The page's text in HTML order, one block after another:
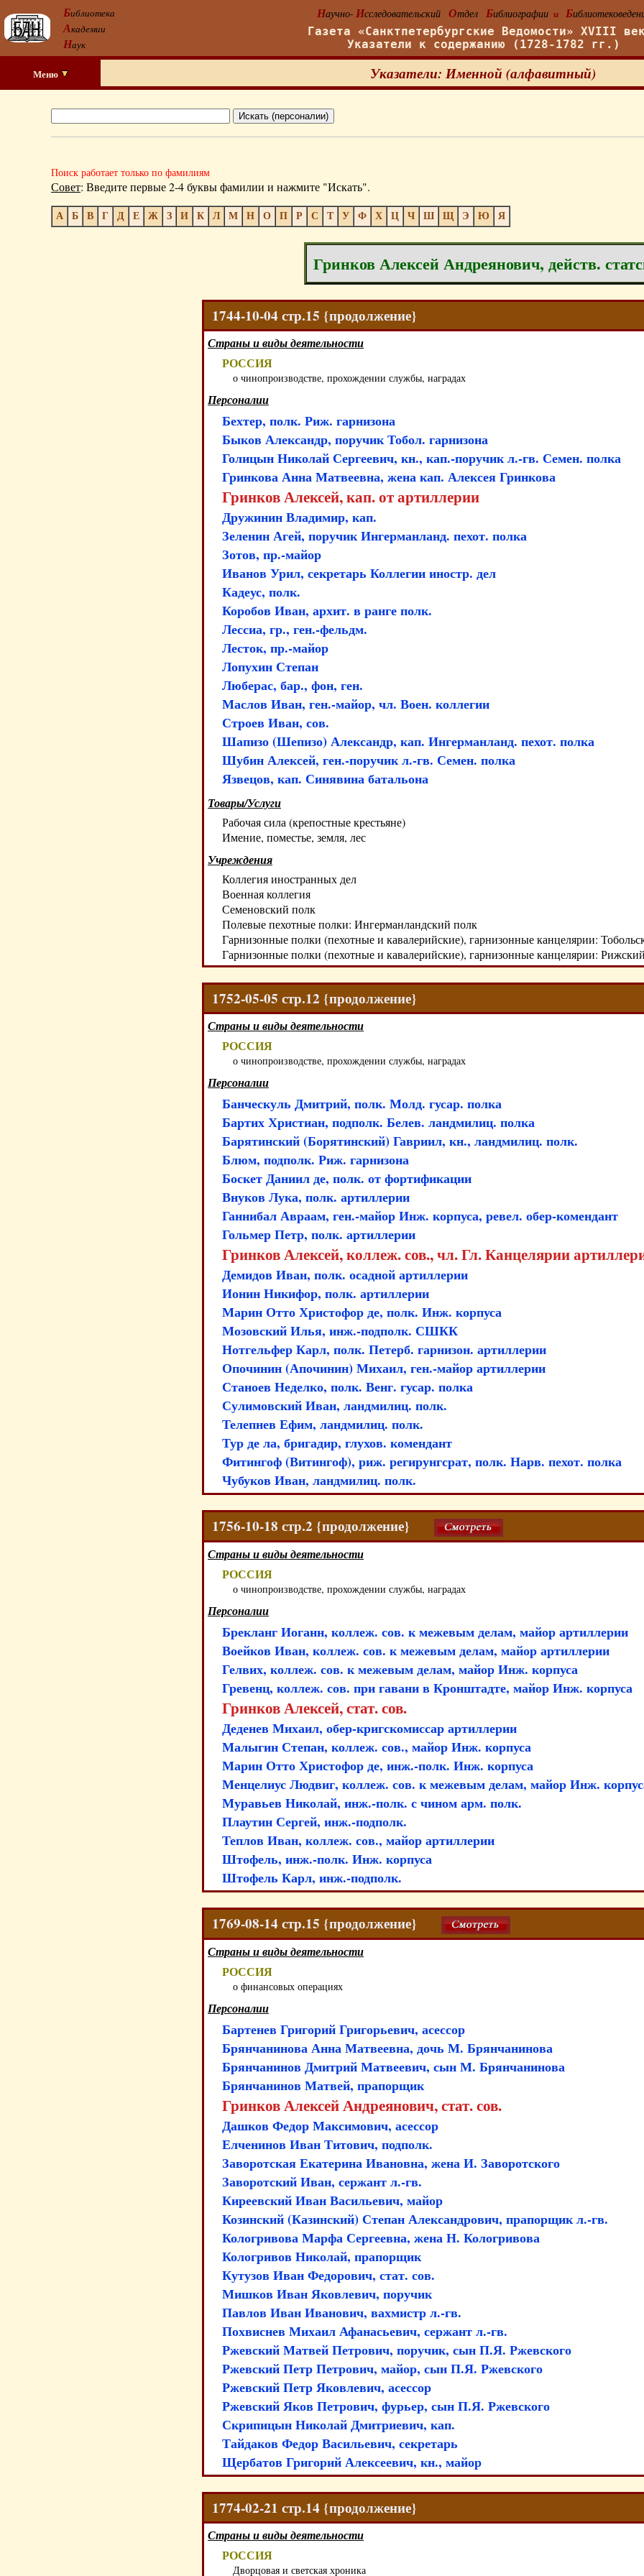
Библиотека
Академии
Наук
Научно- Исследовательский Отдел Библиографии и Б
Газета «Санктпетербургские Ведомости» XVIII
Указатели к содержанию (1728-1782 гг.)
Меню Указатели: Именной (алфавитный)
Поиск работает только по фамилиям
Совет: Введите первые 2-4 буквы фамилии и нажмите "Искать".
А Б В Г Д Е Ж З И К Л М Н О П Р С Т У Ф Х Ц Ч Ш Щ Э Ю Я
Гринков Алексей Андреянович, действ.
1744-10-04 стр.15 {продолжение}
Страны и виды деятельности
РОССИЯ
о чинопроизводстве, прохождении службы, наградах
Персоналии
Бехтер, полк. Риж. гарнизона
Быков Александр, поручик Тобол. гарнизона
Голицын Николай Сергеевич, кн., кап.-поручик л.-гв. Семен. полка
Гринкова Анна Матвеевна, жена кап. Алексея Гринкова
Гринков Алексей, кап. от артиллерии
Дружинин Владимир, кап.
Зеленин Агей, поручик Ингерманланд. пехот. полка
Зотов, пр.-майор
Иванов Урил, секретарь Коллегии иностр. дел
Кадеус, полк.
Коробов Иван, архит. в ранге полк.
Лессиа, гр., ген.-фельдм.
Лесток, пр.-майор
Лопухин Степан
Люберас, бар., фон, ген.
Маслов Иван, ген.-майор, чл. Воен. коллегии
Строев Иван, сов.
Шапизо (Шепизо) Александр, кап. Ингерманланд. пехот. полка
Шубин Алексей, ген.-поручик л.-гв. Семен. полка
Язвецов, кап. Синявина батальона
Товары/Услуги
Рабочая сила (крепостные крестьяне)
Имение, поместье, земля, лес
Учреждения
Коллегия иностранных дел
Военная коллегия
Семеновский полк
Полевые пехотные полки: Ингерманландский полк
Гарнизонные полки (пехотные и кавалерийские), гарнизонные канцелярии:
Гарнизонные полки (пехотные и кавалерийские), гарнизонные канцелярии:
1752-05-05 стр.12 {продолжение}
Страны и виды деятельности
РОССИЯ
о чинопроизводстве, прохождении службы, наградах
Персоналии
Банческуль Дмитрий, полк. Молд. гусар. полка
Бартих Христиан, подполк. Белев. ландмилиц. полка
Барятинский (Борятинский) Гавриил, кн., ландмилиц. полк.
Блюм, подполк. Риж. гарнизона
Боскет Даниил де, полк. от фортификации
Внуков Лука, полк. артиллерии
Ганнибал Авраам, ген.-майор Инж. корпуса, ревел. обер-комендант
Гольмер Петр, полк. артиллерии
Гринков Алексей, коллеж. сов., чл. Гл. Канцелярии
Демидов Иван, полк. осадной артиллерии
Ионин Никифор, полк. артиллерии
Марин Отто Христофор де, полк. Инж. корпуса
Мозовский Илья, инж.-подполк. СШКК
Нотгельфер Карл, полк. Петерб. гарнизон. артиллерии
Опочинин (Апочинин) Михаил, ген.-майор артиллерии
Станоев Неделко, полк. Венг. гусар. полка
Сулимовский Иван, ландмилиц. полк.
Телепнев Ефим, ландмилиц. полк.
Тур де ла, бригадир, глухов. комендант
Фитингоф (Витингоф), риж. регирунгсрат, полк. Нарв. пехот. полка
Чубуков Иван, ландмилиц. полк.
1756-10-18 стр.2 {продолжение}
Страны и виды деятельности
РОССИЯ
о чинопроизводстве, прохождении службы, наградах
Персоналии
Брекланг Иоганн, коллеж. сов. к межевым делам, майор артиллерии
Воейков Иван, коллеж. сов. к межевым делам, майор артиллерии
Гелвих, коллеж. сов. к межевым делам, майор Инж. корпуса
Гревенц, коллеж. сов. при гавани в Кронштадте, майор Инж. корпуса
Гринков Алексей, стат. сов.
Деденев Михаил, обер-кригскомиссар артиллерии
Малыгин Степан, коллеж. сов., майор Инж. корпуса
Марин Отто Христофор де, инж.-полк. Инж. корпуса
Менцелиус Людвиг, коллеж. сов. к межевым делам, майор Инж.
Муравьев Николай, инж.-полк. с чином арм. полк.
Плаутин Сергей, инж.-подполк.
Теплов Иван, коллеж. сов., майор артиллерии
Штофель, инж.-полк. Инж. корпуса
Штофель Карл, инж.-подполк.
1769-08-14 стр.15 {продолжение}
Страны и виды деятельности
РОССИЯ
о финансовых операциях
Персоналии
Бартенев Григорий Григорьевич, асессор
Брянчанинова Анна Матвеевна, дочь М. Брянчанинова
Брянчанинов Дмитрий Матвеевич, сын М. Брянчанинова
Брянчанинов Матвей, прапорщик
Гринков Алексей Андреянович, стат. сов.
Дашков Федор Максимович, асессор
Елченинов Иван Титович, подполк.
Заворотская Екатерина Ивановна, жена И. Заворотского
Заворотский Иван, сержант л.-гв.
Киреевский Иван Васильевич, майор
Козинский (Казинский) Степан Александрович, прапорщик л.-гв.
Кологривова Марфа Сергеевна, жена Н. Кологривова
Кологривов Николай, прапорщик
Кутузов Иван Федорович, стат. сов.
Мишков Иван Яковлевич, поручик
Павлов Иван Иванович, вахмистр л.-гв.
Похвиснев Михаил Афанасьевич, сержант л.-гв.
Ржевский Матвей Петрович, поручик, сын П.Я. Ржевского
Ржевский Петр Петрович, майор, сын П.Я. Ржевского
Ржевский Петр Яковлевич, асессор
Ржевский Яков Петрович, фурьер, сын П.Я. Ржевского
Скрипицын Николай Дмитриевич, кап.
Тайдаков Федор Васильевич, секретарь
Щербатов Григорий Алексеевич, кн., майор
1774-02-21 стр.14 {продолжение}
Страны и виды деятельности
РОССИЯ
Дворцовая и светская хроника